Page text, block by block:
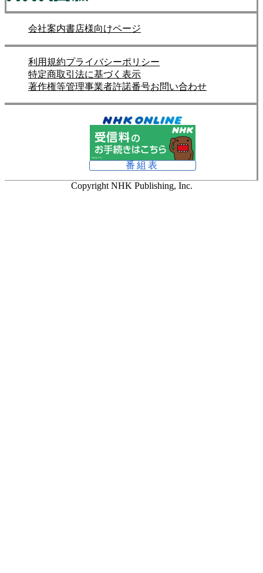
会社案内書店様向けページ
利用規約プライバシーポリシー
特定商取引法に基づく表示
著作権等管理事業者許諾番号お問い合わせ
番組表
Copyright NHK Publishing, Inc.